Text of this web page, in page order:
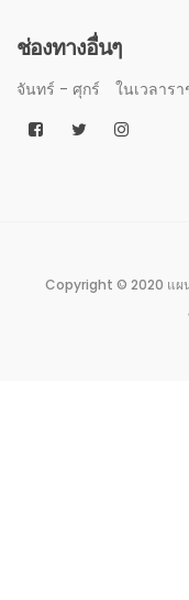
ช่องทางอื่นๆ
จันทร์ - ศุกร์ ในเวลาร
Copyright © 2020 แผน